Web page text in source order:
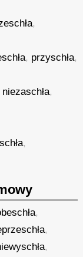
,
, przyschła,
niezaschła,
,
,
,
,